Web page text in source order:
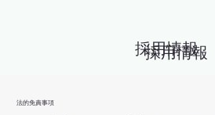
採用情報
採用情報
Cookie（クッキー）ポリシー
法的免責事項